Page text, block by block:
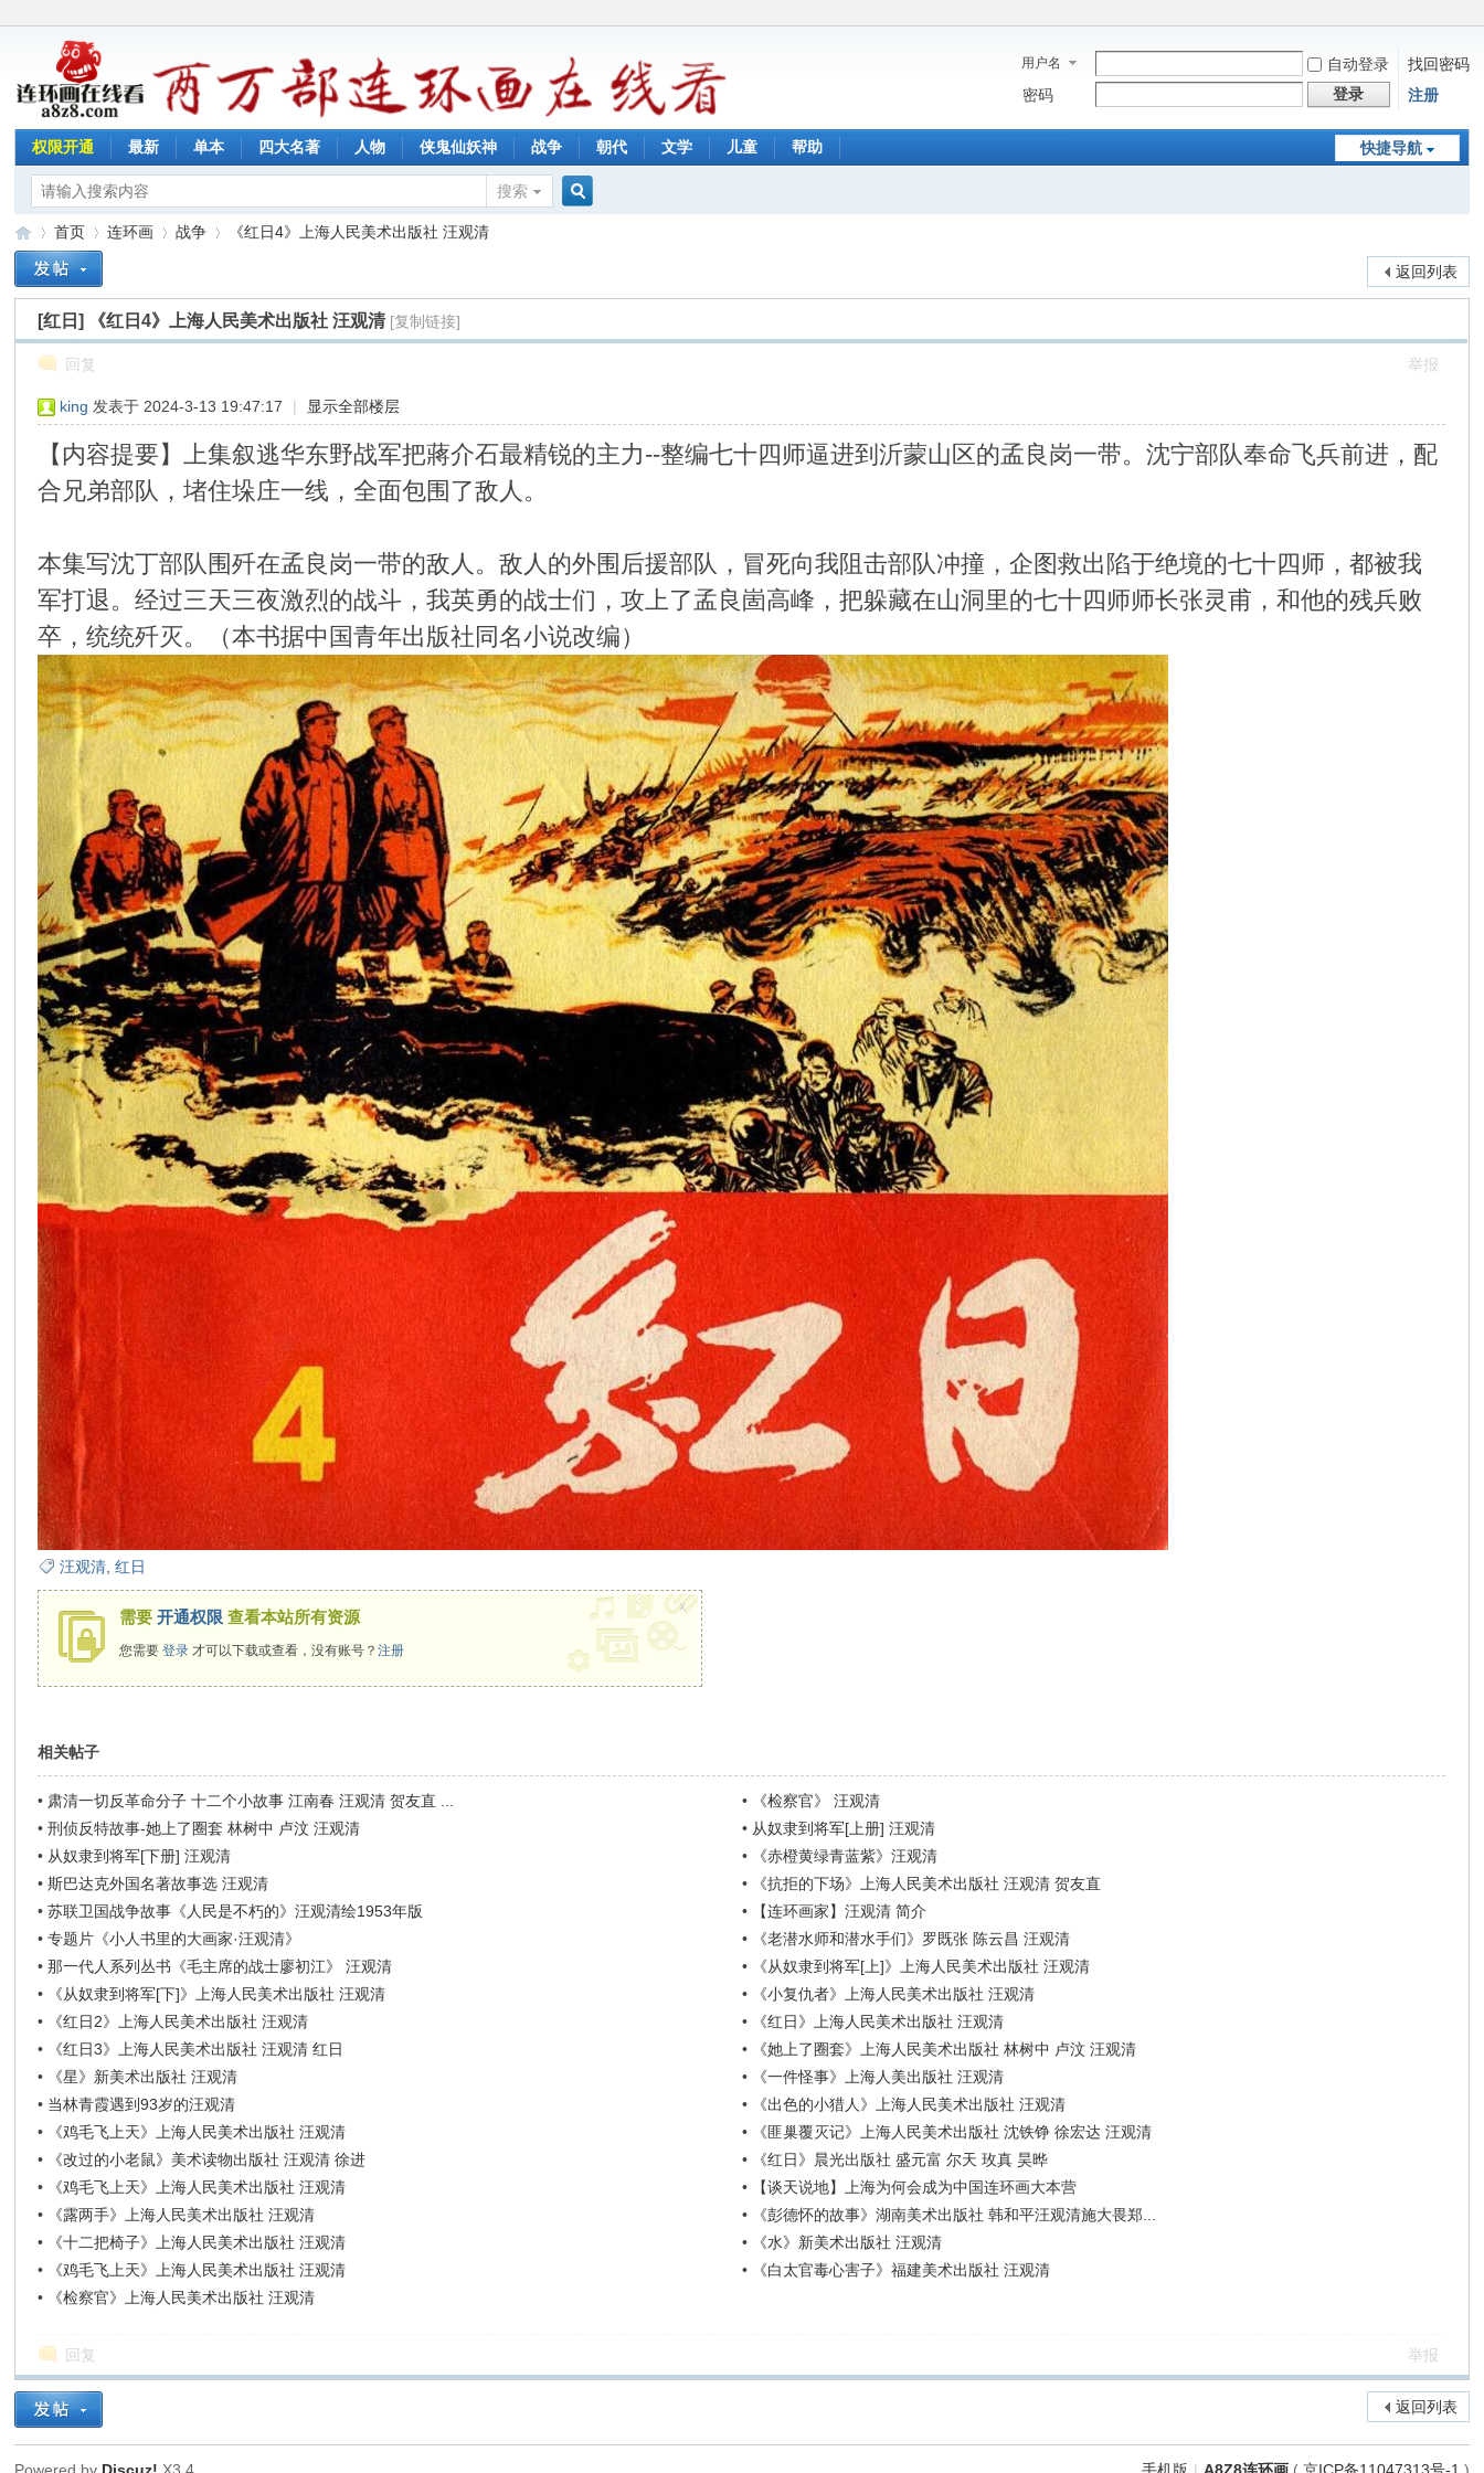
用户名 自动登录
找回密码
密码
登录 注册
快捷导航
权限开通 最新 单本 四大名著 人物 侠鬼仙妖神 战争 朝代 文学 儿童 帮助
搜索
»
首页 连环画
›
战争
›
《红日4》上海人民美术出版社 汪观清
返回列表
[红日] 《红日4》上海人民美术出版社 汪观清 [复制链接]
回复 举报
king 发表于 2024-3-13 19:47:17 | 显示全部楼层
【内容提要】上集叙逃华东野战军把蔣介石最精锐的主力--整编七十四师逼进到沂蒙山区的孟良岗一带。沈宁部队奉命飞兵前进，配
合兄弟部队，堵住垛庄一线，全面包围了敌人。
本集写沈丁部队围歼在孟良岗一带的敌人。敌人的外围后援部队，冒死向我阻击部队冲撞，企图救出陷于绝境的七十四师，都被我
军打退。经过三天三夜激烈的战斗，我英勇的战士们，攻上了孟良崮高峰，把躲藏在山洞里的七十四师师长张灵甫，和他的残兵败
卒，统统歼灭。（本书据中国青年出版社同名小说改编）
汪观清 ,红日
需要开通权限 查看本站所有资源
您需要登录 才可以下载或查看，没有账号？注册
x
相关帖子
• 肃清一切反革命分子 十二个小故事 江南春 汪观清 贺友直 ... •
《检察官》 汪观清
•刑侦反特故事-她上了圈套 林树中 卢汶 汪观清 • 从奴隶到将军[上册] 汪观清
• 从奴隶到将军[下册] 汪观清 •
《赤橙黄绿青蓝紫》汪观清
•斯巴达克外国名著故事选 汪观清 •
《抗拒的下场》上海人民美术出版社 汪观清 贺友直
•苏联卫国战争故事《人民是不朽的》汪观清绘1953年版 •
【连环画家】汪观清 简介
•专题片《小人书里的大画家·汪观清》 •
《老潜水师和潜水手们》罗既张 陈云昌 汪观清
•那一代人系列丛书《毛主席的战士廖初江》 汪观清 •
《从奴隶到将军[上]》上海人民美术出版社 汪观清
•
《从奴隶到将军[下]》上海人民美术出版社 汪观清 •
《小复仇者》上海人民美术出版社 汪观清
•
《红日2》上海人民美术出版社 汪观清 •
《红日》上海人民美术出版社 汪观清
•
《红日3》上海人民美术出版社 汪观清 红日 •
《她上了圈套》上海人民美术出版社 林树中 卢汶 汪观清
•
《星》新美术出版社 汪观清 •
《一件怪事》上海人美出版社 汪观清
• 当林青霞遇到93岁的汪观清 •
《出色的小猎人》上海人民美术出版社 汪观清
•
《鸡毛飞上天》上海人民美术出版社 汪观清 •
《匪巢覆灭记》上海人民美术出版社 沈铁铮 徐宏达 汪观清
•
《改过的小老鼠》美术读物出版社 汪观清 徐进 •
《红日》晨光出版社 盛元富 尔天 玫真 昊晔
•
《鸡毛飞上天》上海人民美术出版社 汪观清 •
【谈天说地】上海为何会成为中国连环画大本营
•
《露两手》上海人民美术出版社 汪观清 •
《彭德怀的故事》湖南美术出版社 韩和平汪观清施大畏郑...
•
《十二把椅子》上海人民美术出版社 汪观清 •
《水》新美术出版社 汪观清
•
《鸡毛飞上天》上海人民美术出版社 汪观清 •
《白太官毒心害子》福建美术出版社 汪观清
•
《检察官》上海人民美术出版社 汪观清
回复 举报
返回列表